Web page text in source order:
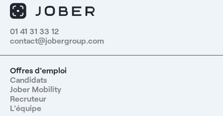
01 41 31 33 12
contact@jobergroup.com
Offres d'emploi
Candidats
Jober Mobility
Recruteur
L'équipe